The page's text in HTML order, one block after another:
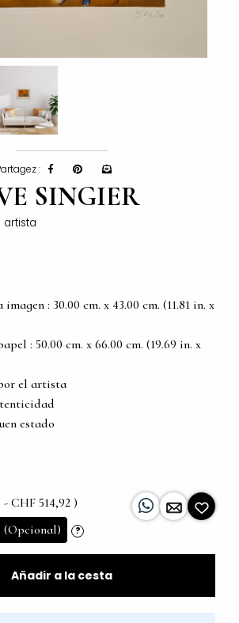
:
SINGIER
artista
: 30.00 cm. x 43.00 cm. (11.81 in. x
: 50.00 cm. x 66.00 cm. (19.69 in. x
el artista
estado
- CHF 514,92 )
(Opcional) ?
Añadir a la cesta